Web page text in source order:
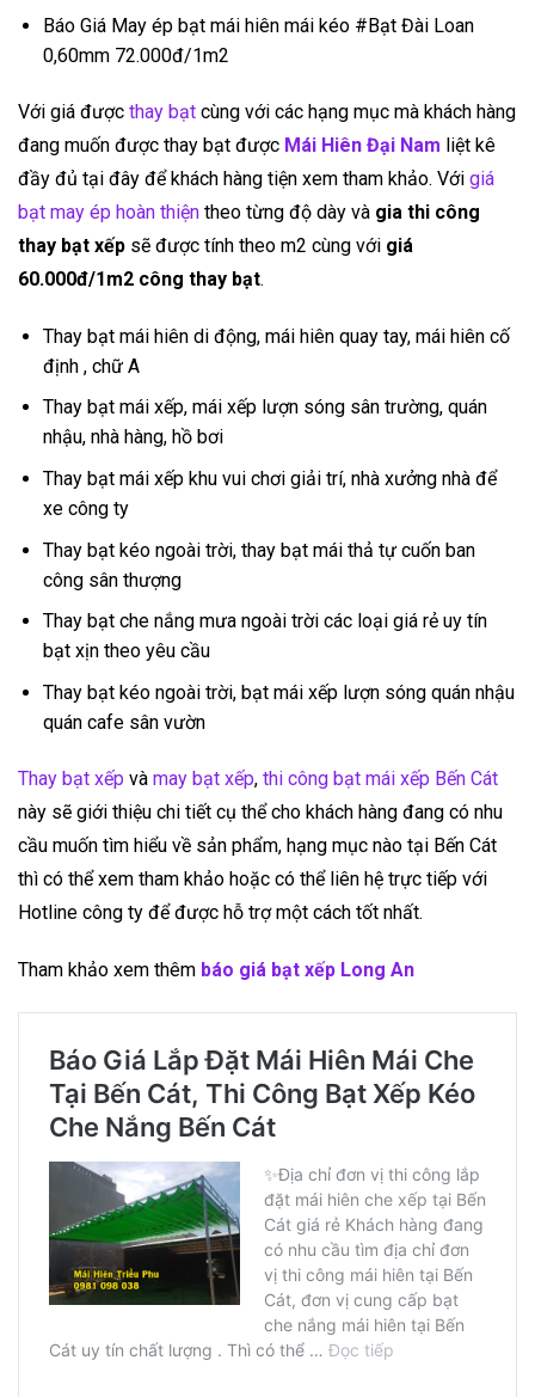
Báo Giá May ép bạt mái hiên mái kéo #Bạt Đài Loan
0,60mm 72.000đ/1m2
Với giá được thay bạt cùng với các hạng mục mà khách hàng
đang muốn được thay bạt được Mái Hiên Đại Nam liệt kê
đầy đủ tại đây để khách hàng tiện xem tham khảo. Với giá
bạt may ép hoàn thiện theo từng độ dày và gia thi công
thay bạt xếp sẽ được tính theo m2 cùng với giá
60.000đ/1m2 công thay bạt.
Thay bạt mái hiên di động, mái hiên quay tay, mái hiên cố
định , chữ A
Thay bạt mái xếp, mái xếp lượn sóng sân trường, quán
nhậu, nhà hàng, hồ bơi
Thay bạt mái xếp khu vui chơi giải trí, nhà xưởng nhà để
xe công ty
Thay bạt kéo ngoài trời, thay bạt mái thả tự cuốn ban
công sân thượng
Thay bạt che nắng mưa ngoài trời các loại giá rẻ uy tín
bạt xịn theo yêu cầu
Thay bạt kéo ngoài trời, bạt mái xếp lượn sóng quán nhậu
quán cafe sân vườn
Thay bạt xếp và may bạt xếp, thi công bạt mái xếp Bến Cát
này sẽ giới thiệu chi tiết cụ thể cho khách hàng đang có nhu
cầu muốn tìm hiểu về sản phẩm, hạng mục nào tại Bến Cát
thì có thể xem tham khảo hoặc có thể liên hệ trực tiếp với
Hotline công ty để được hỗ trợ một cách tốt nhất.
Tham khảo xem thêm báo giá bạt xếp Long An